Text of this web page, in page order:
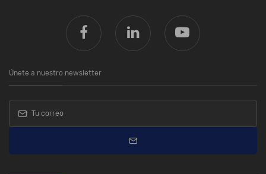
Únete a nuestro newsletter